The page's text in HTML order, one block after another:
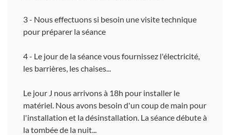
3 - Nous effectuons si besoin une visite technique
pour préparer la séance
4 - Le jour de la séance vous fournissez l'électricité,
les barrières, les chaises...
Le jour J nous arrivons à 18h pour installer le
matériel. Nous avons besoin d'un coup de main pour
l'installation et la désinstallation. La séance débute à
la tombée de la nuit...